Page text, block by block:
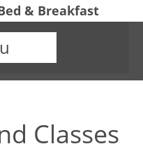
& Breakfast
Classes